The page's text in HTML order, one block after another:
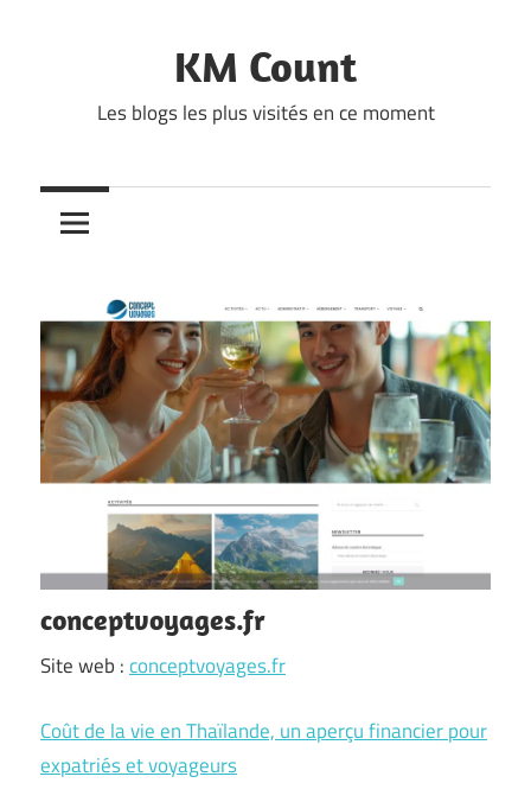
KM Count
Les blogs les plus visités en ce moment
conceptvoyages.fr
Site web :conceptvoyages.fr
Coût de la vie en Thaïlande, un aperçu financier pour
expatriés et voyageurs